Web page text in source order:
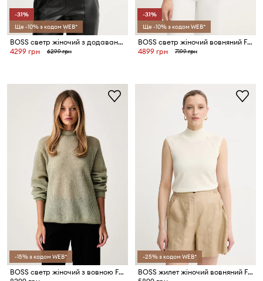
-31%
Ще -10% з кодом WEB*
BOSS светр жіночий з додаванням вовни Fargherita
4299 грн
6299 грн
-31%
Ще -10% з кодом WEB*
BOSS светр жіночий вовняний Ferpina
4899 грн
7199 грн
-15% з кодом WEB*
BOSS светр жіночий з вовною Fewena
-25% з кодом WEB*
BOSS жилет жіночий вовняний Fipini